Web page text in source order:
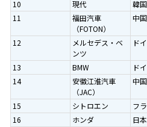
10
現代 韓国
11
福田汽車
（FOTON）
中国
12
メルセデス・ベ
ンツ
ド
13 BMW ド
14
安徽江淮汽車
（JAC）
中国
15 シトロエン フ
16
ホンダ 日本